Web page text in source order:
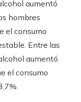
aumentó
hombres
el consumo
Entre las
aumentó
el consumo